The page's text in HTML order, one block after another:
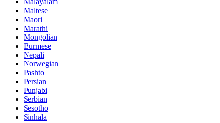
Maltese
Maori
Marathi
Mongolian
Burmese
Nepali
Norwegian
Pashto
Persian
Punjabi
Serbian
Sesotho
Sinhala